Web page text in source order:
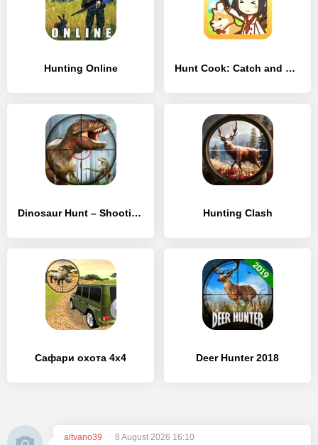
Hunting Online Hunt Cook: Catch and Serve
Dinosaur Hunt – Shooting Games Hunting Clash
Сафари охота 4x4 Deer Hunter 2018
altvano39
8 August 2026 16:10